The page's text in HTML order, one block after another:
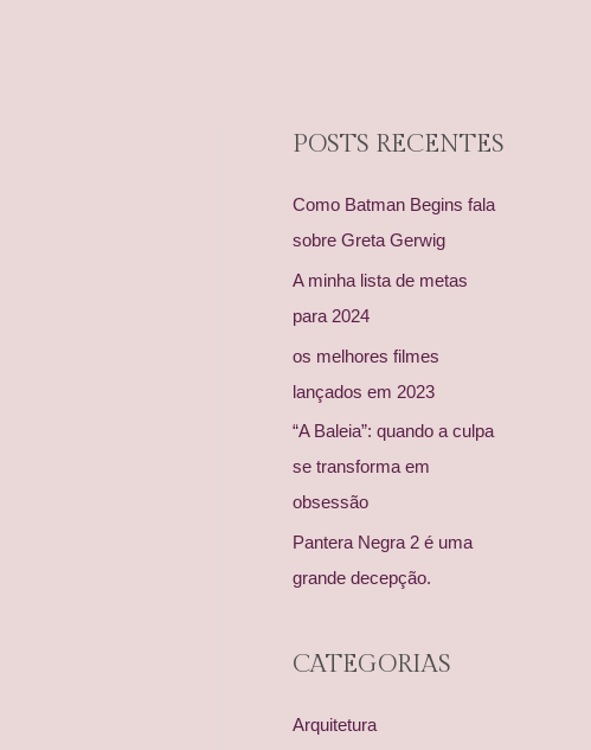
POSTS RECENTES
Como Batman Begins fala
sobre Greta Gerwig
A minha lista de metas
para 2024
os melhores filmes
lançados em 2023
“A Baleia”: quando a culpa
se transforma em
obsessão
Pantera Negra 2 é uma
grande decepção.
CATEGORIAS
Arquitetura